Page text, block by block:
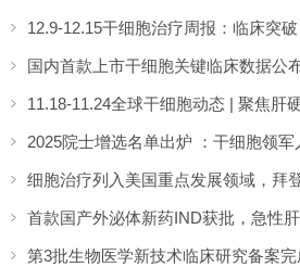
首款国产外泌体新药IND获批，急性